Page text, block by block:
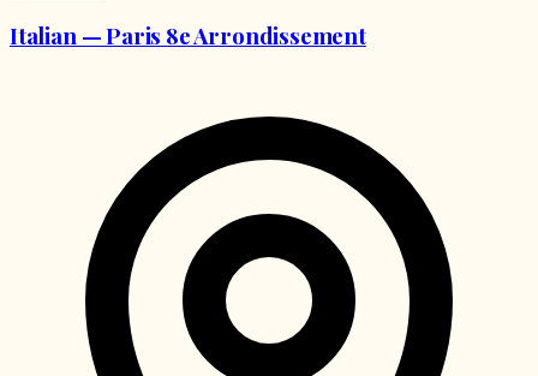
Italian — Paris 8e Arrondissement